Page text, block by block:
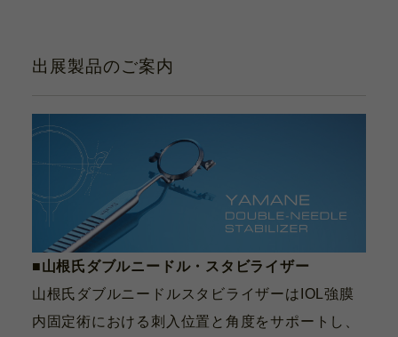
サポート動画
Support Movie
出展製品のご案内
■山根氏ダブルニードル・スタビライザー
山根氏ダブルニードルスタビライザーはIOL強膜
内固定術における刺入位置と角度をサポートし、